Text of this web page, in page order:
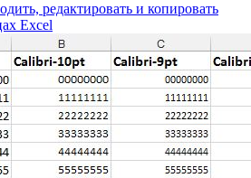
редактировать и копировать
Excel